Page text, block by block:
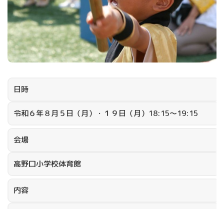
日時
令和６年８月５日（月）・１９日（月）18:15～19:15
会場
高野口小学校体育館
内容